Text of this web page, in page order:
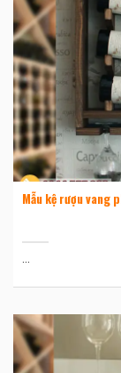
Mẫu kệ rượu vang